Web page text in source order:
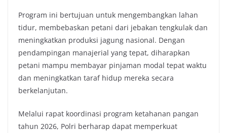
Program ini bertujuan untuk mengembangkan lahan
tidur, membebaskan petani dari jebakan tengkulak dan
meningkatkan produksi jagung nasional. Dengan
pendampingan manajerial yang tepat, diharapkan
petani mampu membayar pinjaman modal tepat waktu
dan meningkatkan taraf hidup mereka secara
berkelanjutan.
Melalui rapat koordinasi program ketahanan pangan
tahun 2026, Polri berharap dapat memperkuat